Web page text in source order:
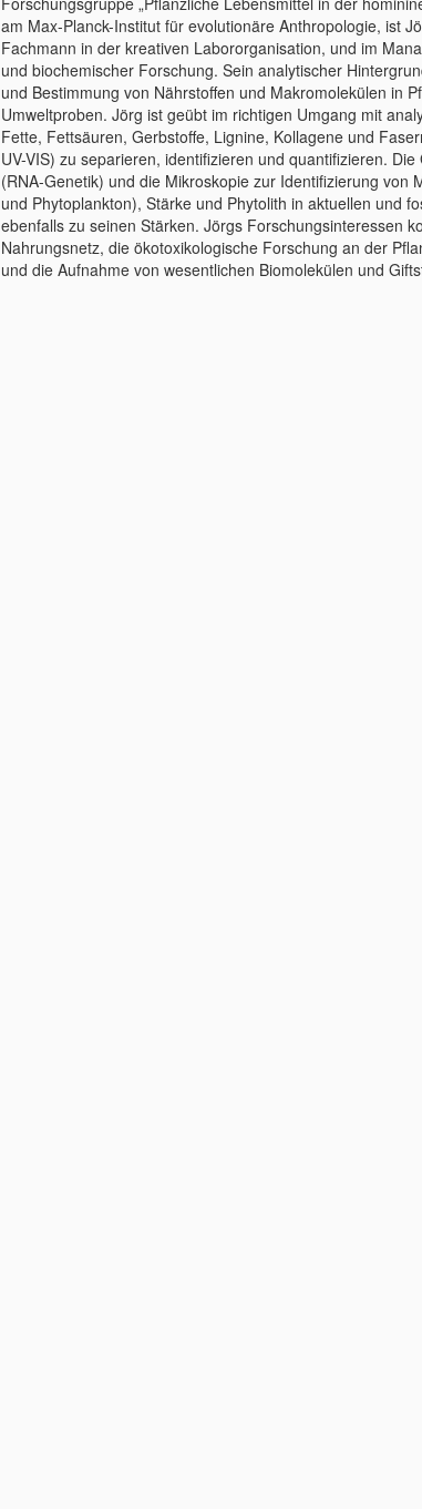
am Max-Planck-Institut für evolutionäre Anthropologie, ist
Fachmann in der kreativen Labororganisation, und im
und biochemischer Forschung. Sein analytischer
und Bestimmung von Nährstoffen und Makromolekülen in
Umweltproben. Jörg ist geübt im richtigen Umgang mit
Fette, Fettsäuren, Gerbstoffe, Lignine, Kollagene und
UV-VIS) zu separieren, identifizieren und quantifizieren.
(RNA-Genetik) und die Mikroskopie zur Identifizierung von
und Phytoplankton), Stärke und Phytolith in aktuellen und
ebenfalls zu seinen Stärken. Jörgs Forschungsinteressen
Nahrungsnetz, die ökotoxikologische Forschung an der
und die Aufnahme von wesentlichen Biomolekülen und